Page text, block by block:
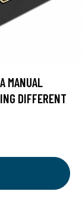
MANUAL
DIFFERENT